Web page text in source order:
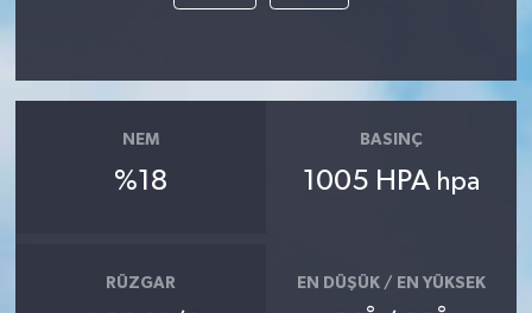
NEM
%18
BASINÇ
1005 HPA hpa
RÜZGAR EN DÜŞÜK / EN YÜKSEK